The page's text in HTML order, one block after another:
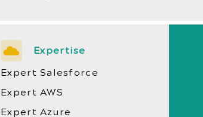
Expertise
Expert Salesforce
Expert AWS
Expert Azure